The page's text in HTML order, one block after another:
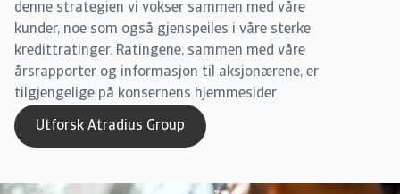
denne strategien vi vokser sammen med våre
kunder, noe som også gjenspeiles i våre sterke
kredittratinger. Ratingene, sammen med våre
årsrapporter og informasjon til aksjonærene, er
tilgjengelige på konsernens hjemmesider
Utforsk Atradius Group